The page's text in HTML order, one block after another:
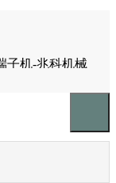
子机-兆科机械